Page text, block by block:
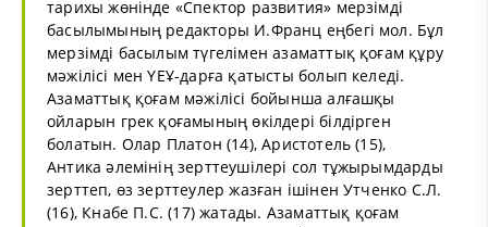
тарихы жөнінде «Спектор развития» мерзімді
басылымының редакторы И.Франц еңбегі мол. Бұл
мерзімді басылым түгелімен азаматтық қоғам құру
мәжілісі мен ҮЕҰ-дарға қатысты болып келеді.
Азаматтық қоғам мәжілісі бойынша алғашқы
ойларын грек қоғамының өкілдері бiлдiрген
болатын. Олар Платон (14), Аристотель (15),
Антика әлемінің зерттеушiлері сол тұжырымдарды
зерттеп, өз зерттеулер жазған ішінен Утченко С.Л.
(16), Кнабе П.С. (17) жатады. Азаматтық қоғам